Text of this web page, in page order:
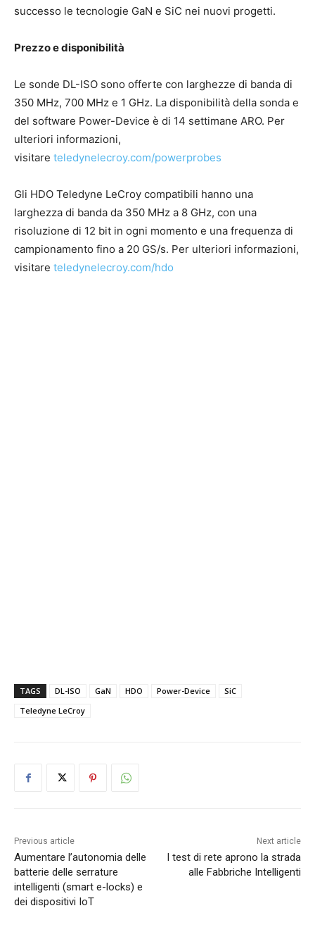
successo le tecnologie GaN e SiC nei nuovi progetti.
Prezzo e disponibilità
Le sonde DL-ISO sono offerte con larghezze di banda di
350 MHz, 700 MHz e 1 GHz. La disponibilità della sonda e
del software Power-Device è di 14 settimane ARO. Per
ulteriori informazioni,
visitare teledynelecroy.com/powerprobes
Gli HDO Teledyne LeCroy compatibili hanno una
larghezza di banda da 350 MHz a 8 GHz, con una
risoluzione di 12 bit in ogni momento e una frequenza di
campionamento fino a 20 GS/s. Per ulteriori informazioni,
visitare teledynelecroy.com/hdo
TAGS DL-ISO GaN HDO Power-Device
SiC
Teledyne LeCroy
Previous article
Aumentare l’autonomia delle
batterie delle serrature
intelligenti (smart e-locks) e
dei dispositivi IoT
Next article
I test di rete aprono la strada
alle Fabbriche Intelligenti